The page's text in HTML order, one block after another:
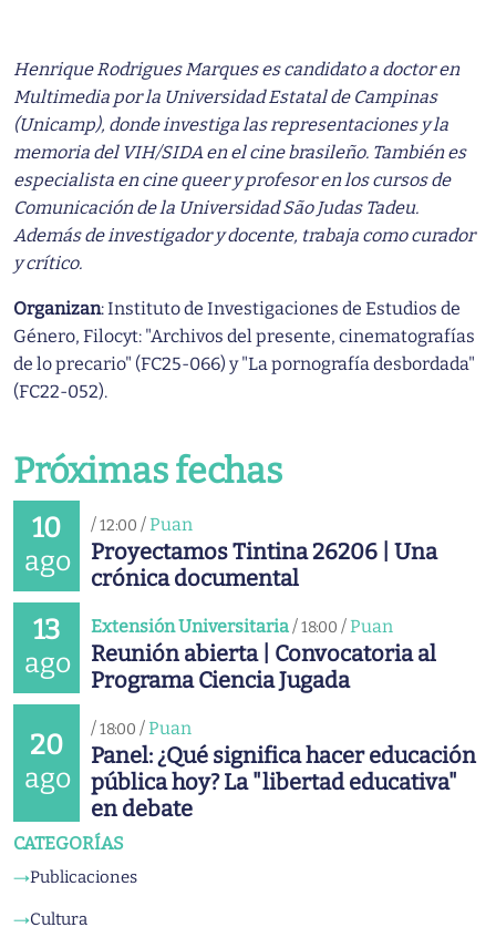
Henrique Rodrigues Marques es candidato a doctor en
Multimedia por la Universidad Estatal de Campinas
(Unicamp), donde investiga las representaciones y la
memoria del VIH/SIDA en el cine brasileño. También es
especialista en cine queer y profesor en los cursos de
Comunicación de la Universidad São Judas Tadeu.
Además de investigador y docente, trabaja como curador
y crítico.
Organizan: Instituto de Investigaciones de Estudios de
Género, Filocyt: "Archivos del presente, cinematografías
de lo precario" (FC25-066) y "La pornografía desbordada"
(FC22-052).
Próximas fechas
10
ago
/12:00 /Puan
Proyectamos Tintina 26206 | Una
crónica documental
13
ago
Extensión Universitaria/18:00 /Puan
Reunión abierta | Convocatoria al
Programa Ciencia Jugada
20
ago
/18:00 /Puan
Panel: ¿Qué significa hacer educación
pública hoy? La "libertad educativa"
en debate
CATEGORÍAS
→Publicaciones
→Cultura